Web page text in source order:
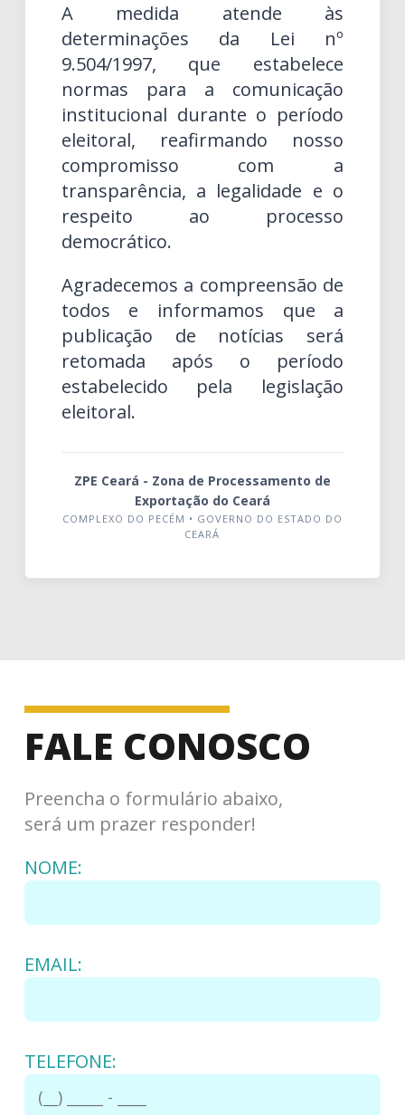
A medida atende às
determinações da Lei nº
9.504/1997, que estabelece
normas para a comunicação
institucional durante o período
eleitoral, reafirmando nosso
compromisso com a
transparência, a legalidade e o
respeito ao processo
democrático.
Agradecemos a compreensão de
todos e informamos que a
publicação de notícias será
retomada após o período
estabelecido pela legislação
eleitoral.
ZPE Ceará - Zona de Processamento de
Exportação do Ceará
COMPLEXO DO PECÉM • GOVERNO DO ESTADO DO
CEARÁ
FALE CONOSCO
Preencha o formulário abaixo,
será um prazer responder!
NOME:
EMAIL:
TELEFONE: